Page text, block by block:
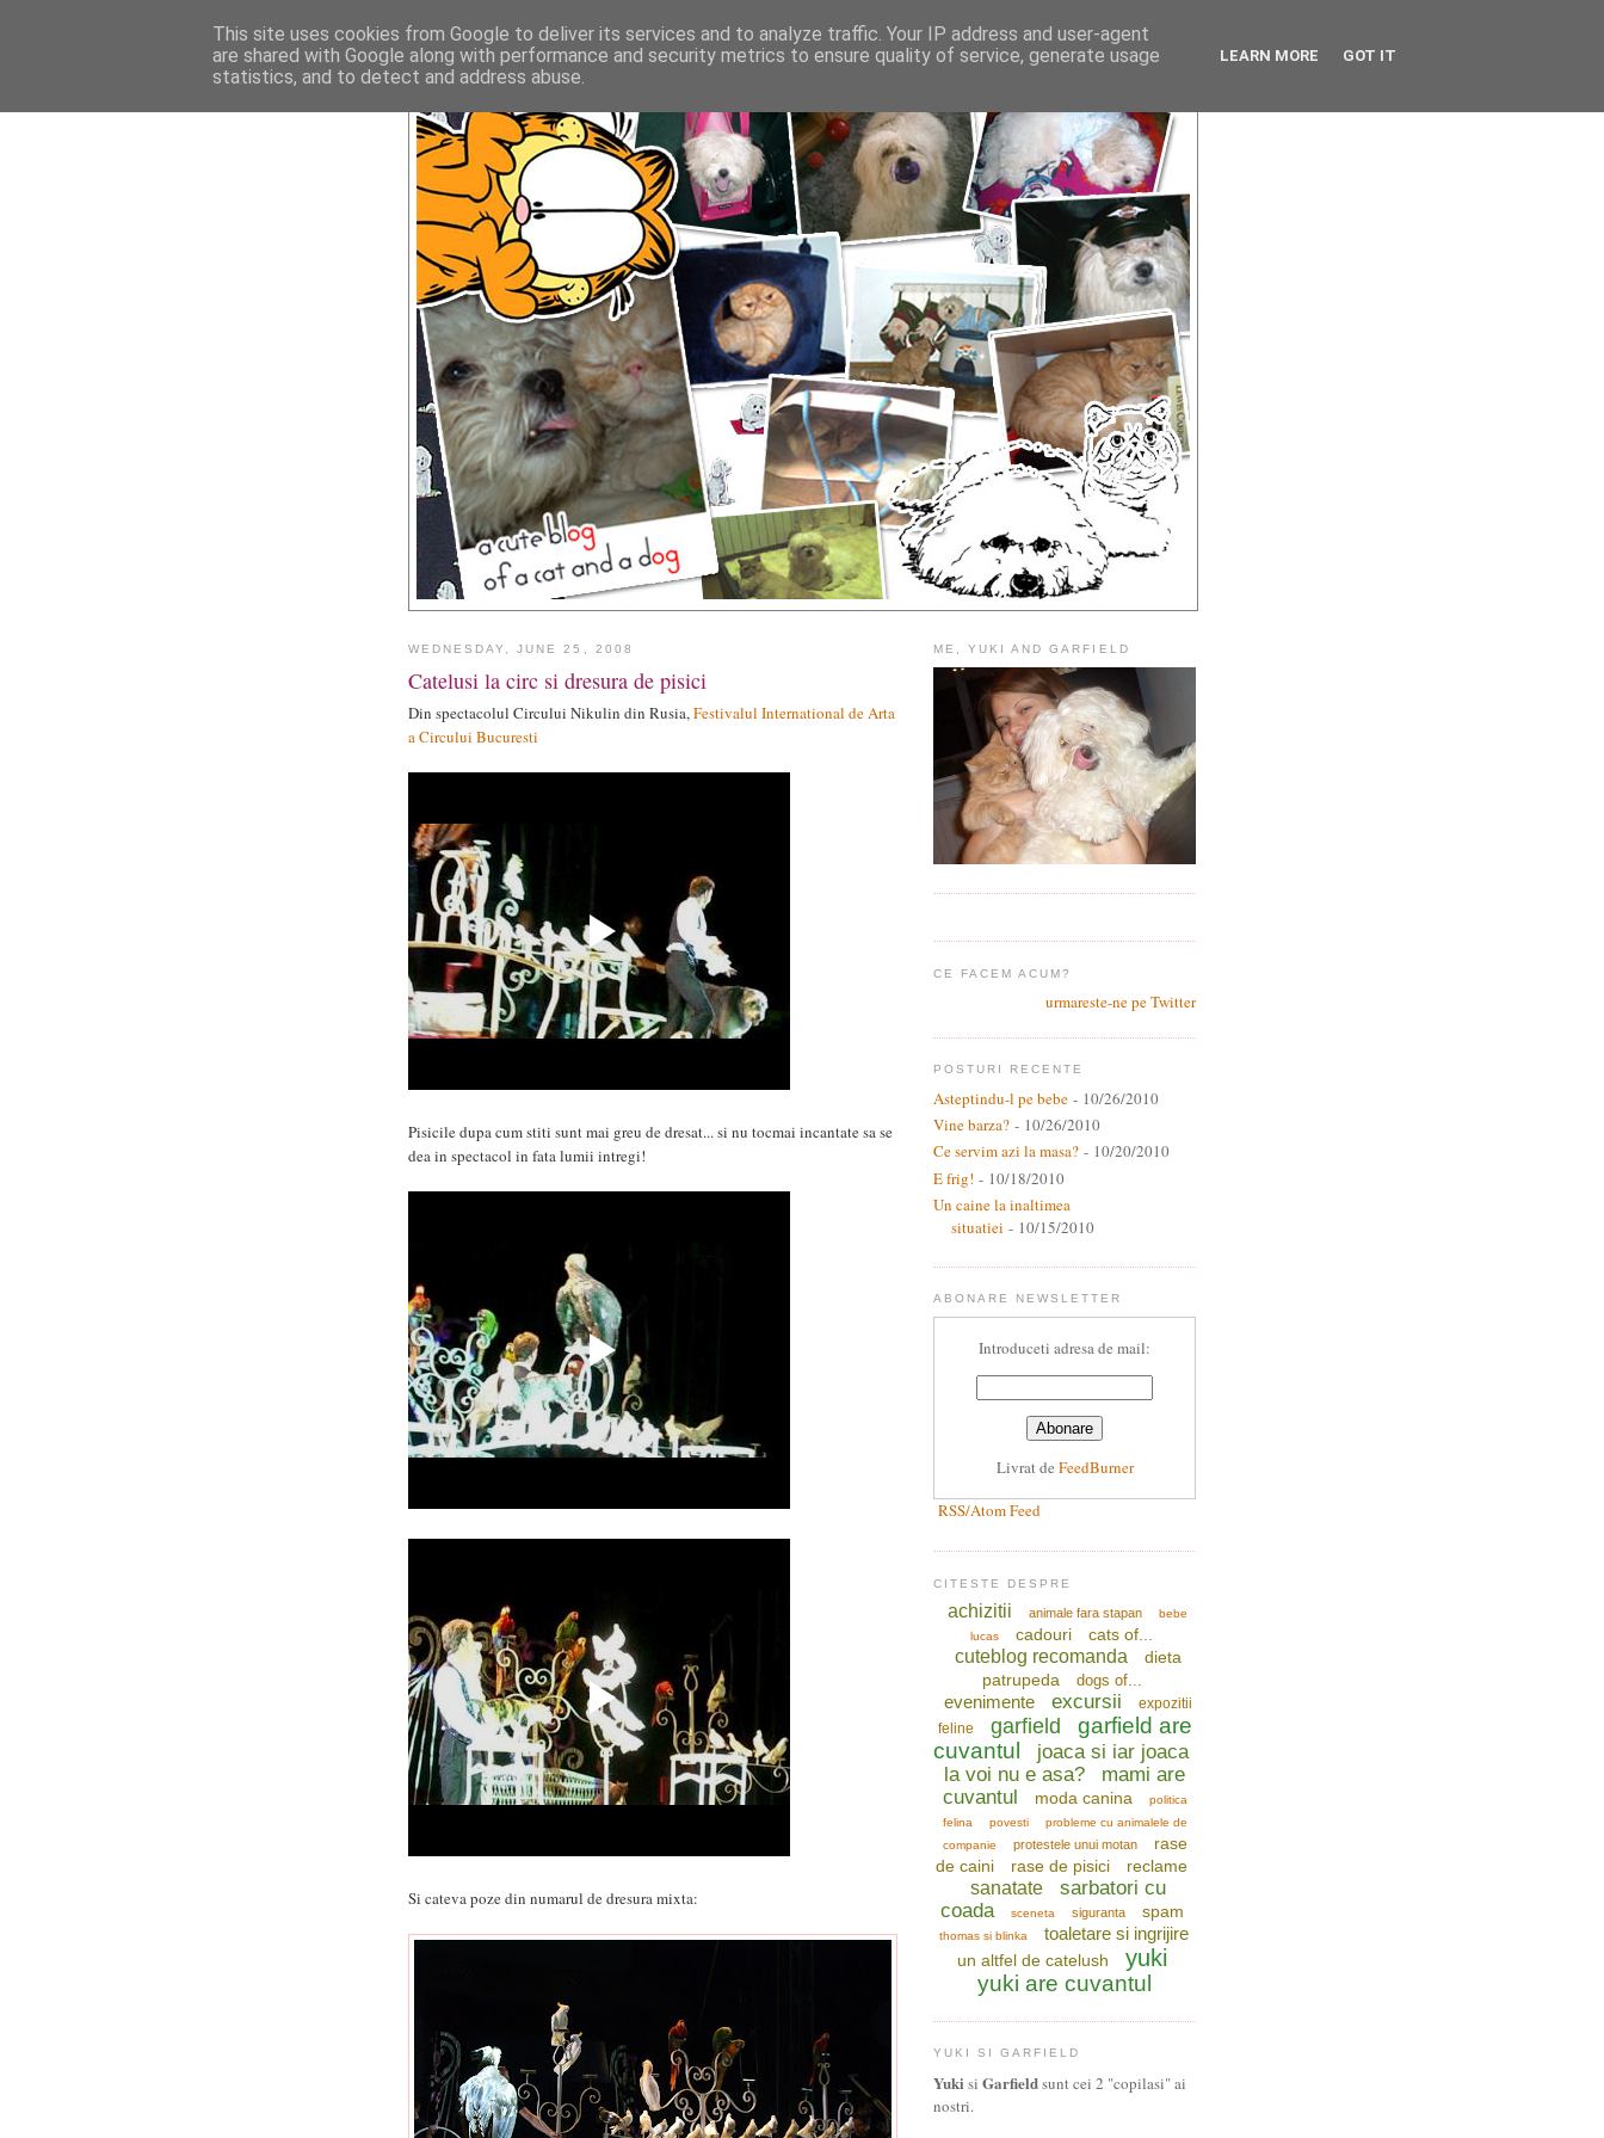
WEDNESDAY, JUNE 25, 2008
Catelusi la circ si dresura de pisici
Din spectacolul Circului Nikulin din Rusia, Festivalul International de Arta
a Circului Bucuresti
Pisicile dupa cum stiti sunt mai greu de dresat... si nu tocmai incantate sa se
dea in spectacol in fata lumii intregi!
Si cateva poze din numarul de dresura mixta:
ME, YUKI AND GARFIELD
CE FACEM ACUM?
urmareste-ne pe Twitter
POSTURI RECENTE
Asteptindu-l pe bebe - 10/26/2010
Vine barza? - 10/26/2010
Ce servim azi la masa? - 10/20/2010
E frig! - 10/18/2010
Un caine la inaltimea
situatiei - 10/15/2010
ABONARE NEWSLETTER
Introduceti adresa de mail:
Livrat de FeedBurner
RSS/Atom Feed
CITESTE DESPRE
achizitii animale fara stapan
bebe
lucas
cadouri cats of...
cuteblog recomanda
dieta
patrupeda
dogs of...
evenimente excursii
expozitii
feline
garfield
garfield are
cuvantul
joaca si iar joaca
la voi nu e asa?
mami are
cuvantul
moda canina
politica
felina
povesti
probleme cu animalele de
companie
protestele unui motan
rase
de caini
rase de pisici reclame
sanatate
sarbatori cu
coada
sceneta siguranta spam
thomas si blinka toaletare si ingrijire
un altfel de catelush yuki
yuki are cuvantul
YUKI SI GARFIELD
Yuki si Garfieldsunt cei 2 "copilasi" ai
nostri.
This site uses cookies from Google to deliver its services and to analyze traffic. Your IP address and user-agent
are shared with Google along with performance and security metrics to ensure quality of service, generate usage
statistics, and to detect and address abuse.
LEARN MORE GOT IT